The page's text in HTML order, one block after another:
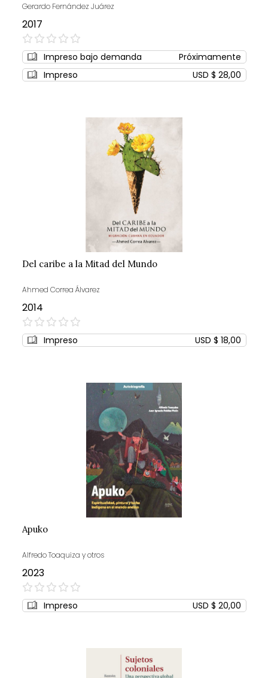
Gerardo Fernández Juárez
2017
0%
Impreso bajo demanda
Próximamente
Impreso
USD $ 28,00
Del caribe a la Mitad del Mundo
Ahmed Correa Álvarez
2014
0%
Impreso USD $ 18,00
Apuko
Alfredo Toaquiza y otros
2023
0%
Impreso USD $ 20,00